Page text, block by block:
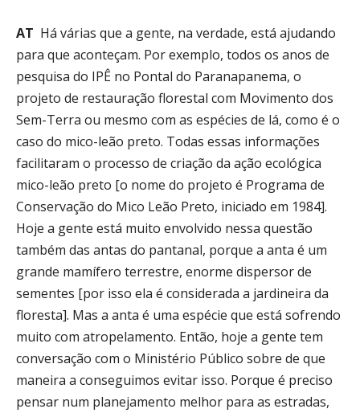
AT Há várias que a gente, na verdade, está ajudando
para que aconteçam. Por exemplo, todos os anos de
pesquisa do IPÊ no Pontal do Paranapanema, o
projeto de restauração florestal com Movimento dos
Sem-Terra ou mesmo com as espécies de lá, como é o
caso do mico-leão preto. Todas essas informações
facilitaram o processo de criação da ação ecológica
mico-leão preto [o nome do projeto é Programa de
Conservação do Mico Leão Preto, iniciado em 1984].
Hoje a gente está muito envolvido nessa questão
também das antas do pantanal, porque a anta é um
grande mamífero terrestre, enorme dispersor de
sementes [por isso ela é considerada a jardineira da
floresta]. Mas a anta é uma espécie que está sofrendo
muito com atropelamento. Então, hoje a gente tem
conversação com o Ministério Público sobre de que
maneira a conseguimos evitar isso. Porque é preciso
pensar num planejamento melhor para as estradas,